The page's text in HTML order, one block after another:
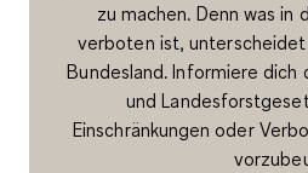
zu machen. Denn was
verboten ist, unterscheidet
Bundesland. Informiere dich
und
Einschränkungen oder